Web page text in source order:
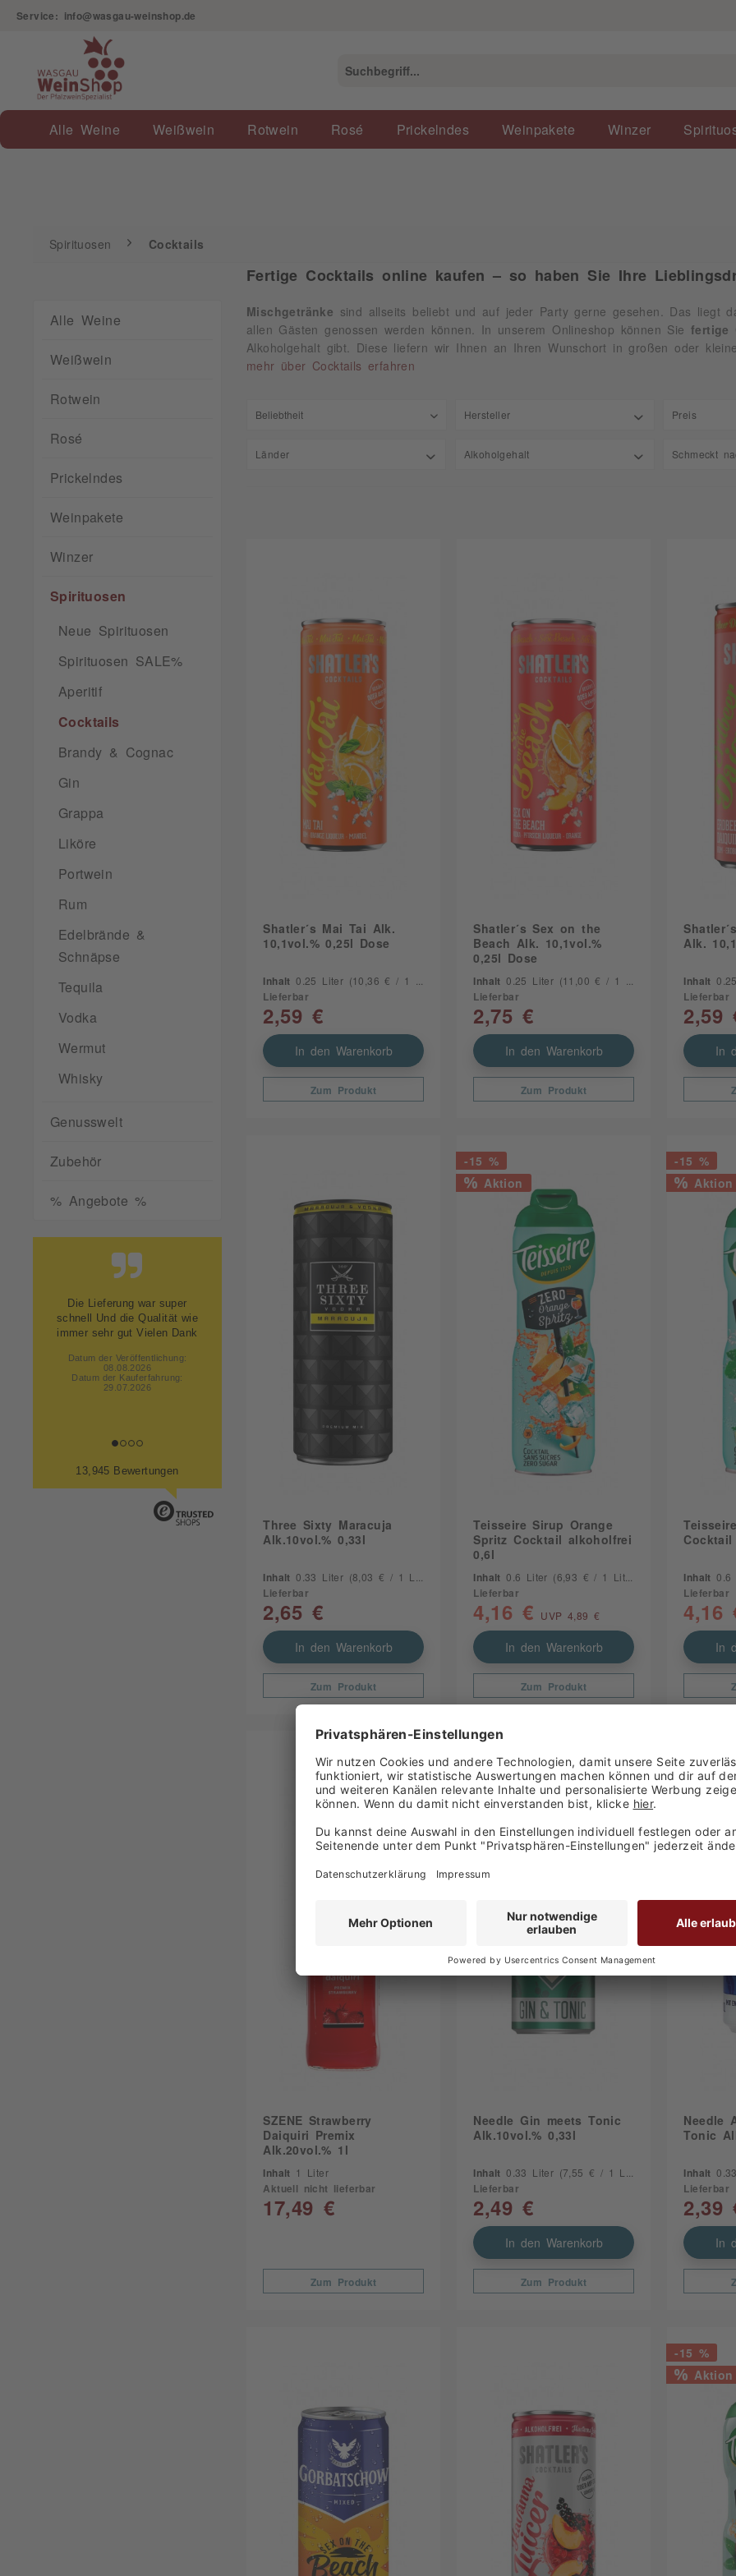
Service: info@wasgau-weinshop.de
Alle Weine Weißwein Rotwein Rosé Prickelndes Weinpakete Winzer
Spirituosen Cocktails
Spirituosen Cocktails
Alle Weine
Weißwein
Rotwein
Rosé
Prickelndes
Weinpakete
Winzer
Spirituosen
Neue Spirituosen
Spirituosen SALE%
Aperitif
Cocktails
Brandy & Cognac
Gin
Grappa
Liköre
Portwein
Rum
Edelbrände &
Schnäpse
Tequila
Vodka
Wermut
Whisky
Genusswelt
Zubehör
% Angebote %
Die Ware ist überraschend
schnell geliefert worden!
08.08.2026
Datum der Kauferfahrung:
29.07.2026
13,945 Bewertungen
Fertige Cocktails online kaufen – so haben Sie Ihre
Mischgetränke sind allseits beliebt und auf jeder Party gerne gesehen. Das liegt
allen Gästen genossen werden können. In unserem Onlineshop können Sie fertige
Alkoholgehalt gibt. Diese liefern wir Ihnen an Ihren Wunschort in großen oder
mehr über Cocktails erfahren
Hersteller
Beam Suntory Deutschland GmbH
Preis
Länder Alkoholgehalt Schmeckt
Shatler´s Mai Tai Alk.
10,1vol.% 0,25l Dose
Inhalt0.25 Liter
(10,36 € / 1 Liter)
Lieferbar
2,59 €
In den Warenkorb
Zum Produkt
Shatler´s Sex on the
Beach Alk. 10,1vol.%
0,25l Dose
Inhalt0.25 Liter
(11,00 € / 1 Liter)
Lieferbar
2,75 €
In den Warenkorb
Zum Produkt
Alk.
Inhalt
Lieferbar
2,59
In
Three Sixty Maracuja
Alk.10vol.% 0,33l
Inhalt0.33 Liter
(8,03 € / 1 Liter)
Lieferbar
2,65 €
In den Warenkorb
Zum Produkt
-15 %
Aktion
Teisseire Sirup Orange
Spritz Cocktail alkoholfrei
0,6l
Inhalt0.6 Liter (6,93 € / 1 Liter)
Lieferbar
4,16 € UVP 4,89 €
In den Warenkorb
Zum Produkt
-15 %
Aktion
Inhalt
Lieferbar
4,16
In
SZENE Strawberry
Daiquiri Premix
Alk.20vol.% 1l
Inhalt 1 Liter
Aktuell nicht lieferbar
17,49 €
Zum Produkt
Needle Gin meets Tonic
Alk.10vol.% 0,33l
Inhalt0.33 Liter
(7,55 € / 1 Liter)
Lieferbar
2,49 €
In den Warenkorb
Zum Produkt
Needle
Tonic
Inhalt
Lieferbar
2,39
In
-15 %
Aktion